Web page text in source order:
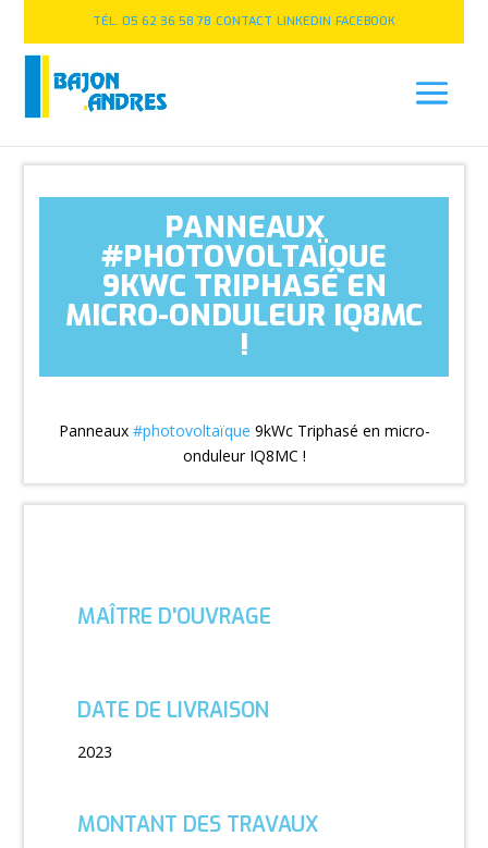
TÉL. 05 62 36 58 78 CONTACT LINKEDIN FACEBOOK
PANNEAUX
#PHOTOVOLTAÏQUE
9KWC TRIPHASÉ EN
MICRO-ONDULEUR IQ8MC
!
Panneaux #photovoltaïque 9kWc Triphasé en micro-
onduleur IQ8MC !
MAÎTRE D'OUVRAGE
DATE DE LIVRAISON
2023
MONTANT DES TRAVAUX